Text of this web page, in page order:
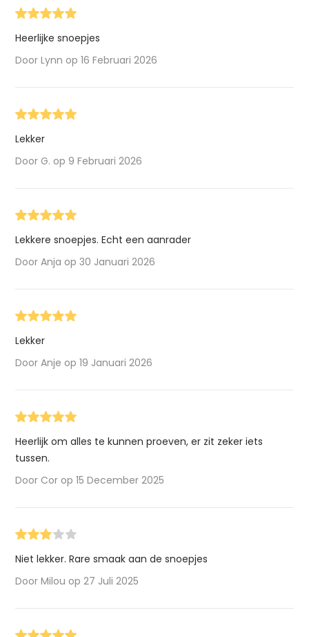
Heerlijke snoepjes
Door Lynn op 16 Februari 2026
Lekker
Door G. op 9 Februari 2026
Lekkere snoepjes. Echt een aanrader
Door Anja op 30 Januari 2026
Lekker
Door Anje op 19 Januari 2026
Heerlijk om alles te kunnen proeven, er zit zeker iets
tussen.
Door Cor op 15 December 2025
Niet lekker. Rare smaak aan de snoepjes
Door Milou op 27 Juli 2025